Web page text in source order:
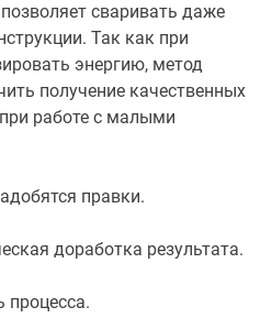
сваривать даже
Так как при
энергию, метод
получение качественных
работе с малыми
правки.
доработка результата.
процесса.